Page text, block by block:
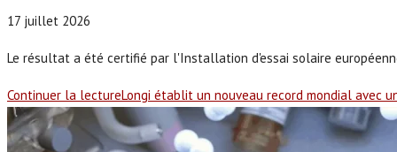
17 juillet 2026
Le résultat a été certifié par l'Installation d'essai solaire
Continuer la lectureLongi établit un nouveau record mondial avec